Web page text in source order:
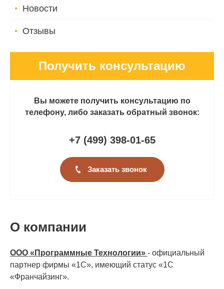
Новости
Отзывы
Получить консультацию
Вы можете получить консультацию по
телефону, либо заказать обратный звонок:
+7 (499) 398-01-65
Заказать звонок
О компании
ООО «Программные Технологии» - официальный
партнер фирмы «1С», имеющий статус «1С
«Франчайзинг».